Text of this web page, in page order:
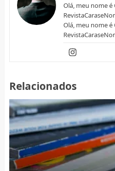
Olá, meu nome
Olá, meu nome
Relacionados